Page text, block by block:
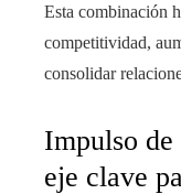
Esta combinación
competitividad,
consolidar
Impulso
eje clave